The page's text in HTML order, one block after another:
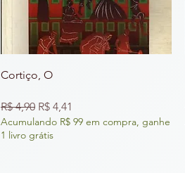
Cortiço, O
Preço normal
R$ 4,90 Preço promocional
R$ 4,41
Acumulando R$ 99 em compra, ganhe
1 livro grátis